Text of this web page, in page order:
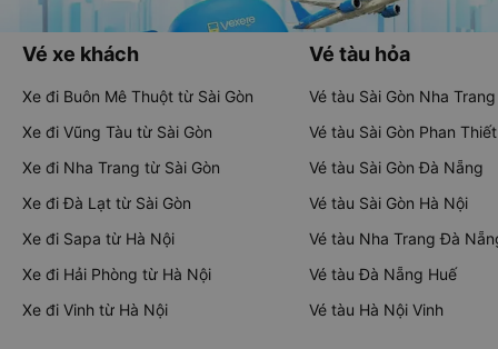
Vé xe khách
Xe đi Buôn Mê Thuột từ Sài Gòn
Xe đi Vũng Tàu từ Sài Gòn
Xe đi Nha Trang từ Sài Gòn
Xe đi Đà Lạt từ Sài Gòn
Xe đi Sapa từ Hà Nội
Xe đi Hải Phòng từ Hà Nội
Xe đi Vinh từ Hà Nội
Vé tàu hỏa
Vé tàu Sài Gòn Nha Trang
Vé tàu Sài Gòn Phan Thiết
Vé tàu Sài Gòn Đà Nẵng
Vé tàu Sài Gòn Hà Nội
Vé tàu Nha Trang Đà
Vé tàu Đà Nẵng Huế
Vé tàu Hà Nội Vinh